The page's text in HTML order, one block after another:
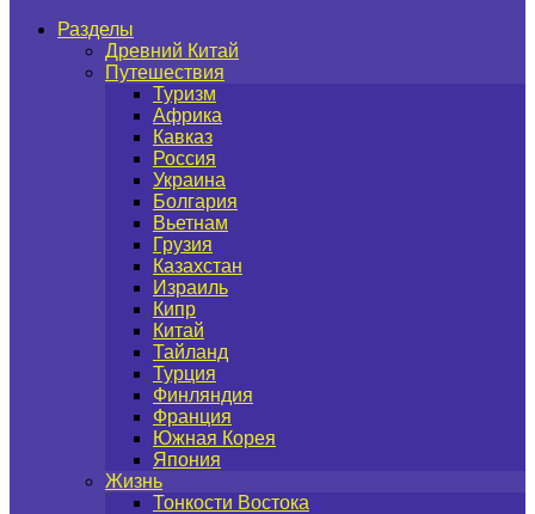
Разделы
Древний Китай
Путешествия
Туризм
Африка
Кавказ
Россия
Украина
Болгария
Вьетнам
Грузия
Казахстан
Израиль
Кипр
Китай
Тайланд
Турция
Финляндия
Франция
Южная Корея
Япония
Жизнь
Тонкости Востока